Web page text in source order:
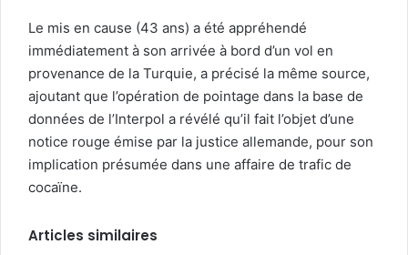
Le mis en cause (43 ans) a été appréhendé
immédiatement à son arrivée à bord d’un vol en
provenance de la Turquie, a précisé la même source,
ajoutant que l’opération de pointage dans la base de
données de l’Interpol a révélé qu’il fait l’objet d’une
notice rouge émise par la justice allemande, pour son
implication présumée dans une affaire de trafic de
cocaïne.
Articles similaires